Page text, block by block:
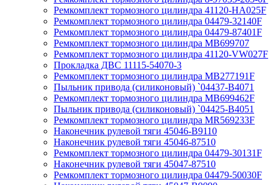
Ремкомплект тормозного цилиндра 41120-HA025F
Ремкомплект тормозного цилиндра 04479-32140F
Ремкомплект тормозного цилиндра 04479-87401F
Ремкомплект тормозного цилиндра MB699707
Ремкомплект тормозного цилиндра 41120-VW027F
Прокладка ДВС 11115-54070-3
Ремкомплект тормозного цилиндра MB277191F
Пыльник привода (силиконовый) `04437-B4071
Ремкомплект тормозного цилиндра MB699462F
Пыльник привода (силиконовый) `04425-B4051
Ремкомплект тормозного цилиндра MR569233F
Наконечник рулевой тяги 45046-B9110
Наконечник рулевой тяги 45046-87510
Ремкомплект тормозного цилиндра 04479-30131F
Наконечник рулевой тяги 45047-87510
Ремкомплект тормозного цилиндра 04479-50030F